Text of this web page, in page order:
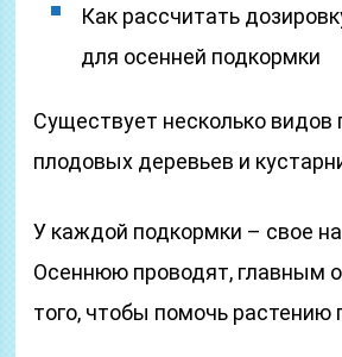
Как рассчитать
для осенней подкормки
Существует несколько видов
плодовых деревьев и
У каждой подкормки – свое
Осеннюю проводят, главным
того, чтобы помочь растению